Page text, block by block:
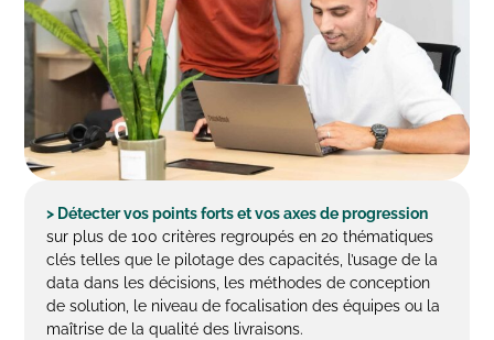
> Détecter vos points forts et vos axes de progression
sur plus de 100 critères regroupés en 20 thématiques
clés telles que le pilotage des capacités, l’usage de la
data dans les décisions, les méthodes de conception
de solution, le niveau de focalisation des équipes ou la
maîtrise de la qualité des livraisons.